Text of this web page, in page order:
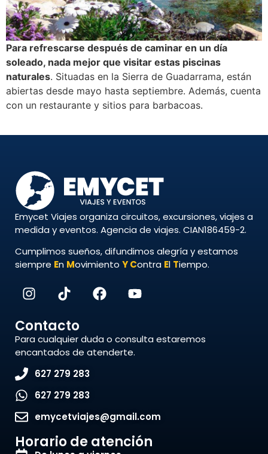
Para refrescarse después de caminar en un día
soleado, nada mejor que visitar estas piscinas
naturales. Situadas en la Sierra de Guadarrama, están
abiertas desde mayo hasta septiembre. Además, cuenta
con un restaurante y sitios para barbacoas.
Emycet Viajes organiza circuitos, excursiones, viajes a
medida y eventos. Agencia de viajes. CIAN186459-2.
Cumplimos sueños, difundimos alegría y estamos
siempre En Movimiento YContra El Tiempo.
Contacto
Para cualquier duda o consulta estaremos
encantados de atenderte.
627 279 283
627 279 283
emycetviajes@gmail.com
Horario de atención